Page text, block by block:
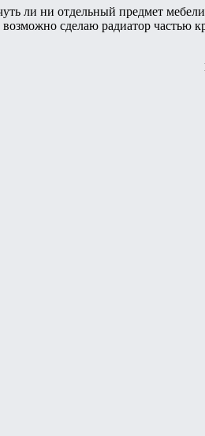
ли ни отдельный предмет
сделаю радиатор частью